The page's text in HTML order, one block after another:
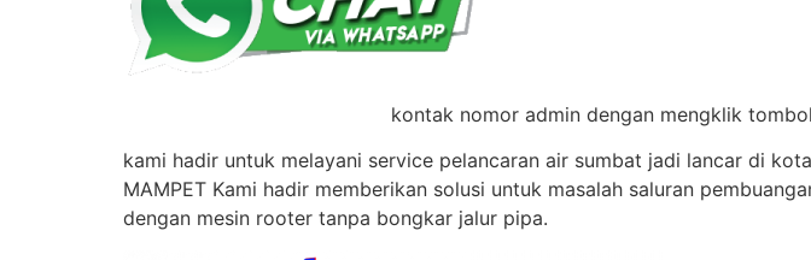
kontak nomor admin dengan mengklik
kami hadir untuk melayani service pelancaran air sumbat jadi lancar di
MAMPET Kami hadir memberikan solusi untuk masalah saluran
dengan mesin rooter tanpa bongkar jalur pipa.